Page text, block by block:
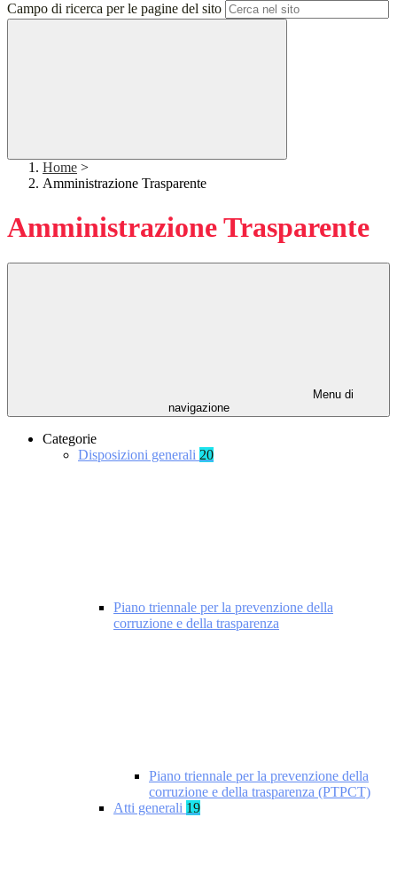
Campo di ricerca per le pagine del sito
Home >
Amministrazione Trasparente
Amministrazione Trasparente
Menu di
navigazione
Categorie
Disposizioni generali 20
Piano triennale per la prevenzione della
corruzione e della trasparenza
Piano triennale per la prevenzione della
corruzione e della trasparenza (PTPCT)
Atti generali 19